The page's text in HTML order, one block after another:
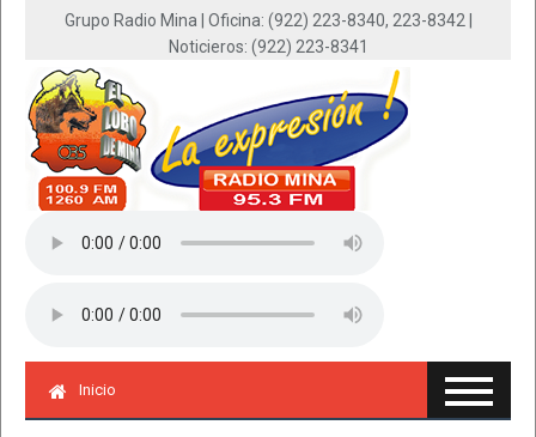
Grupo Radio Mina | Oficina: (922) 223-8340, 223-8342 |
Noticieros: (922) 223-8341
Inicio